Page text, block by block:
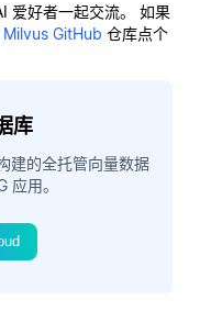
爱好者一起交流。 如果
Milvus GitHub 仓库点个
库
建的全托管向量数据
应用。